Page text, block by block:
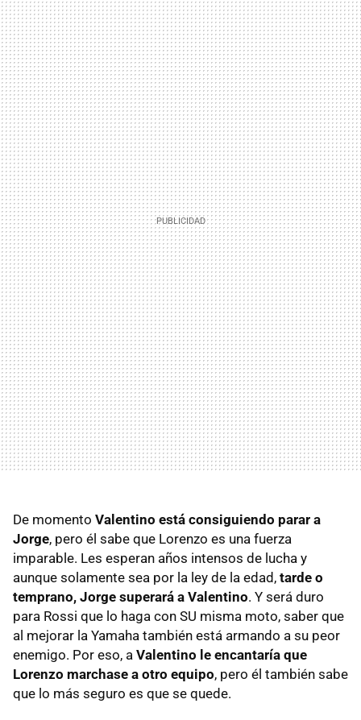
De momento Valentino está consiguiendo parar a
Jorge, pero él sabe que Lorenzo es una fuerza
imparable. Les esperan años intensos de lucha y
aunque solamente sea por la ley de la edad, tarde o
temprano, Jorge superará a Valentino. Y será duro
para Rossi que lo haga con SU misma moto, saber que
al mejorar la Yamaha también está armando a su peor
enemigo. Por eso, a Valentino le encantaría que
Lorenzo marchase a otro equipo, pero él también sabe
que lo más seguro es que se quede.